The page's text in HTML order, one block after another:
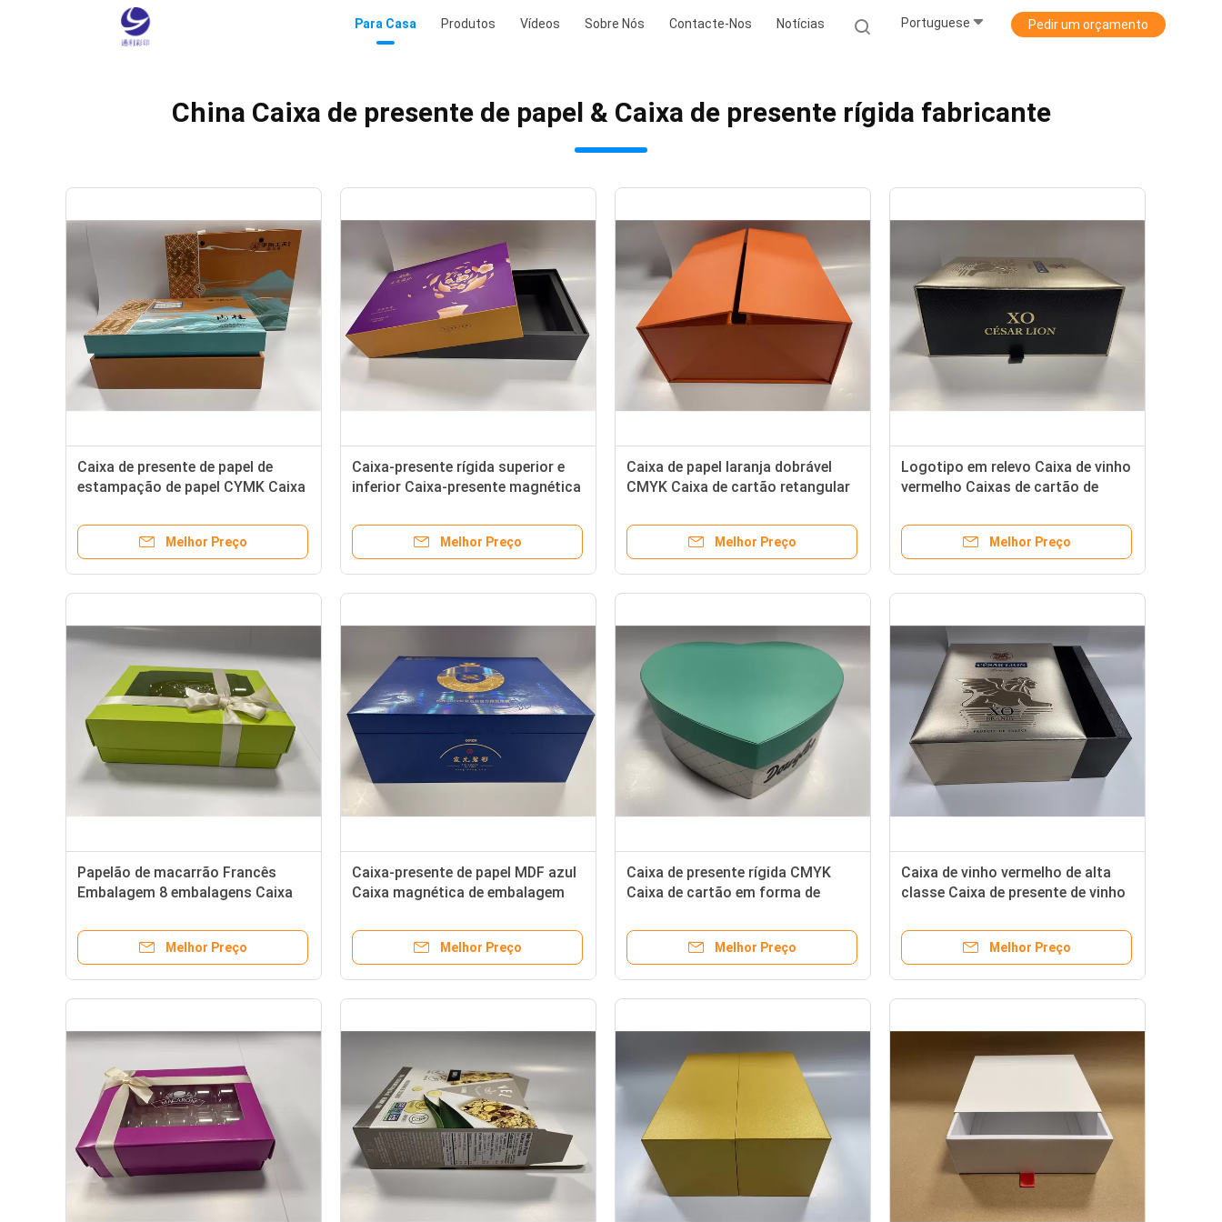
Para Casa Produtos Vídeos Sobre Nós Contacte-Nos Notícias Portuguese Pedir um orçamento
China Caixa de presente de papel & Caixa de presente rígida fabricante
Caixa de presente de papel de
estampação de papel CYMK Caixa
logotipo personalizado
Melhor Preço
Caixa-presente rígida superior e
inferior Caixa-presente magnética
Melhor Preço
Caixa de papel laranja dobrável
CMYK Caixa de cartão retangular
Melhor Preço
Logotipo em relevo Caixa de vinho
vermelho Caixas de cartão de
garrafas de vinho
Melhor Preço
Papelão de macarrão Francês
Embalagem 8 embalagens Caixa
Melhor Preço
Caixa-presente de papel MDF azul
Caixa magnética de embalagem
Melhor Preço
Caixa de presente rígida CMYK
Caixa de cartão em forma de
Melhor Preço
Caixa de vinho vermelho de alta
classe Caixa de presente de vinho
em relevo
Melhor Preço